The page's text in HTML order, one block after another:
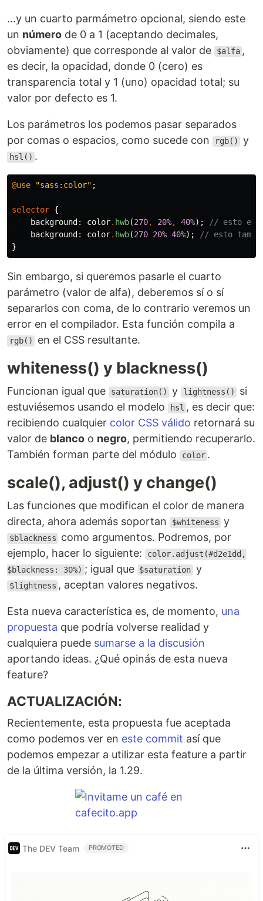
...y un cuarto parmámetro opcional, siendo este
un número de 0 a 1 (aceptando decimales,
obviamente) que corresponde al valor de
$alfa ,
es decir, la opacidad, donde 0 (cero) es
transparencia total y 1 (uno) opacidad total; su
valor por defecto es 1.
Los parámetros los podemos pasar separados
por comas o espacios, como sucede con
rgb() y
hsl() .
@use "sass:color" ;
selector {
background : color. hwb(270, 20%, 40%);
// esto es
background : color. hwb(270 20% 40%);
// esto
}
Sin embargo, si queremos pasarle el cuarto
parámetro (valor de alfa), deberemos sí o sí
separarlos con coma, de lo contrario veremos un
error en el compilador. Esta función compila a
rgb() en el CSS resultante.
whiteness() y blackness()
Funcionan igual que saturation() y lightness()
si
estuviésemos usando el modelo
hsl , es decir que:
recibiendo cualquier color CSS válido retornará su
valor de blanco o negro, permitiendo recuperarlo.
También forman parte del módulo
color .
scale(), adjust() y change()
Las funciones que modifican el color de manera
directa, ahora además soportan
$whiteness y
$blackness
como argumentos. Podremos, por
ejemplo, hacer lo siguiente:
color.adjust(#d2e1dd,
$blackness: 30%) ; igual que $saturation y
$lightness , aceptan valores negativos.
Esta nueva característica es, de momento, una
propuesta que podría volverse realidad y
cualquiera puede sumarse a la discusión
aportando ideas. ¿Qué opinás de esta nueva
feature?
ACTUALIZACIÓN:
Recientemente, esta propuesta fue aceptada
como podemos ver en este commit así que
podemos empezar a utilizar esta feature a partir
de la última versión, la 1.29.
The DEV Team PROMOTED